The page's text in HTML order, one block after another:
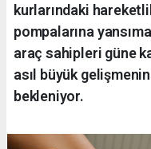
kurlarındaki
pompalarına
araç sahipleri güne
asıl büyük
bekleniyor.